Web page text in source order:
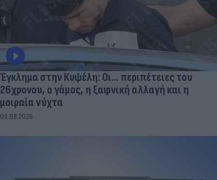
Έγκλημα στην Κυψέλη: Οι... περιπέτειες του
26χρονου, ο γάμος, η ξαφνική αλλαγή και η
μοιραία νύχτα
08.08.2026